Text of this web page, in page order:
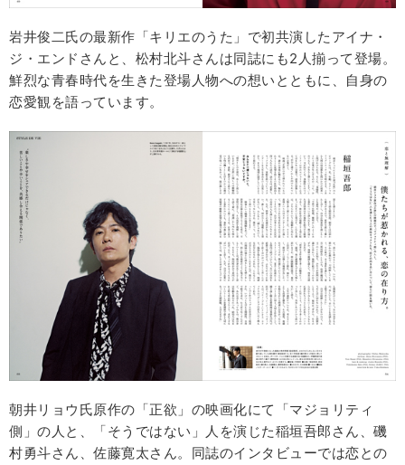
岩井俊二氏の最新作「キリエのうた」で初共演したアイナ・
ジ・エンドさんと、松村北斗さんは同誌にも2人揃って登場。
鮮烈な青春時代を生きた登場人物への想いとともに、自身の
恋愛観を語っています。
朝井リョウ氏原作の「正欲」の映画化にて「マジョリティ
側」の人と、「そうではない」人を演じた稲垣吾郎さん、磯
村勇斗さん、佐藤寛太さん。同誌のインタビューでは恋との